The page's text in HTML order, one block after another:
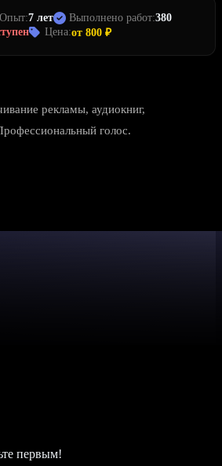
Опыт:7 лет Выполнено работ:380
Цена:от 800 ₽
рекламы, аудиокниг,
голос.
первым!